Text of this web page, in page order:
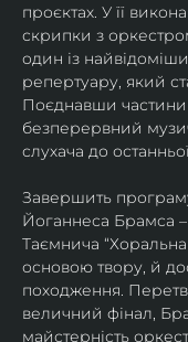
проєктах. У її
скрипки з
один із
репертуару, який
Поєднавши частини
безперервний
слухача до
Завершить
Йоганнеса Брамса –
Таємнича “Хоральна
основою твору, й
походження.
величний фінал,
майстерність